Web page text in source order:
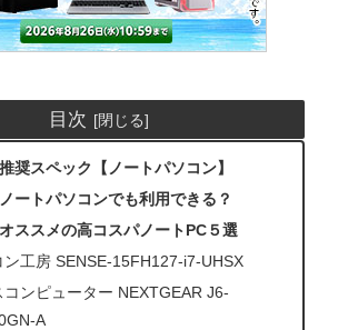
目次
奨スペック【ノートパソコン】
ートパソコンでも利用できる？
ススメの高コスパノートPC５選
ン工房 SENSE-15FH127-i7-UHSX
コンピューター NEXTGEAR J6-
A